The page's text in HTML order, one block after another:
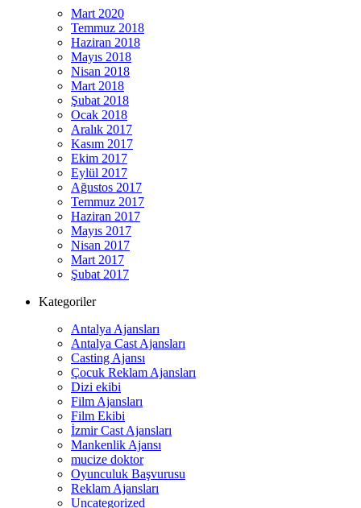
Mart 2020
Temmuz 2018
Haziran 2018
Mayıs 2018
Nisan 2018
Mart 2018
Şubat 2018
Ocak 2018
Aralık 2017
Kasım 2017
Ekim 2017
Eylül 2017
Ağustos 2017
Temmuz 2017
Haziran 2017
Mayıs 2017
Nisan 2017
Mart 2017
Şubat 2017
Kategoriler
Antalya Ajansları
Antalya Cast Ajansları
Casting Ajansı
Çocuk Reklam Ajansları
Dizi ekibi
Film Ajansları
Film Ekibi
İzmir Cast Ajansları
Mankenlik Ajansı
mucize doktor
Oyunculuk Başvurusu
Reklam Ajansları
Uncategorized